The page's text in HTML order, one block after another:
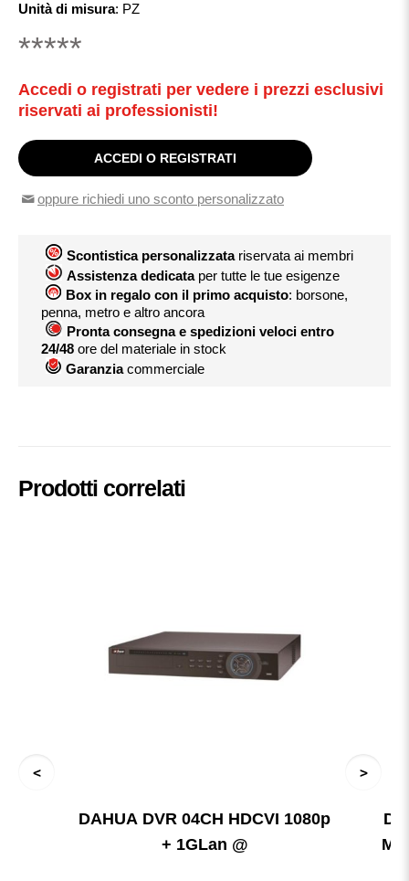
Unità di misura: PZ
*****
Accedi o registrati per vedere i prezzi esclusivi
riservati ai professionisti!
ACCEDI O REGISTRATI
oppure richiedi uno sconto personalizzato
Scontistica personalizzatariservata ai membri
Assistenza dedicataper tutte le tue esigenze
Box in regalo con il primo acquisto: borsone,
penna, metro e altro ancora
Pronta consegna e spedizioni veloci entro
24/48 ore del materiale in stock
Garanziacommerciale
Prodotti correlati
DAHUA DVR 04CH HDCVI 1080p
+ 1GLan @